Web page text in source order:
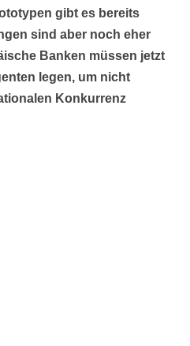
gibt es bereits
sind aber noch eher
Banken müssen jetzt
legen, um nicht
Konkurrenz